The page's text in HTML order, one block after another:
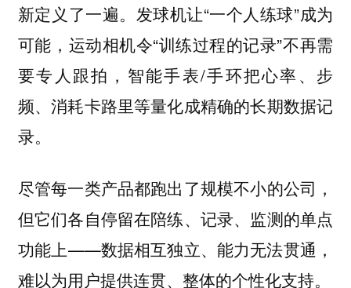
新定义了一遍。发球机让“一个人练球”成为
可能，运动相机令“训练过程的记录”不再需
要专人跟拍，智能手表/手环把心率、步
频、消耗卡路里等量化成精确的长期数据记
录。
尽管每一类产品都跑出了规模不小的公司，
但它们各自停留在陪练、记录、监测的单点
功能上——数据相互独立、能力无法贯通，
难以为用户提供连贯、整体的个性化支持。